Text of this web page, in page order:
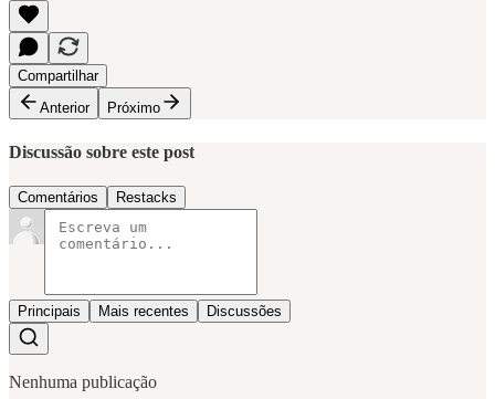
Compartilhar
Anterior
Próximo
Discussão sobre este post
Comentários Restacks
Principais Mais recentes Discussões
Nenhuma publicação